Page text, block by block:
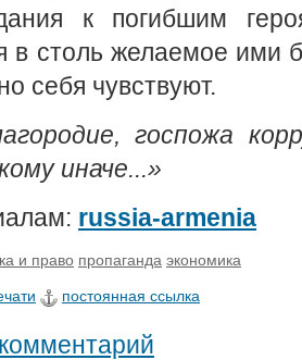
к погибшим
в столь желаемое ими
себя чувствуют.
госпожа
иначе...»
russia-armenia
и право пропаганда экономика
постоянная ссылка